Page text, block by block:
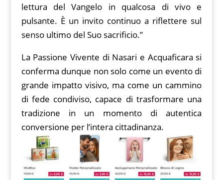
lettura del Vangelo in qualcosa di vivo e
pulsante. È un invito continuo a riflettere sul
senso ultimo del Suo sacrificio.”
La Passione Vivente di Nasari e Acquaficara si
conferma dunque non solo come un evento di
grande impatto visivo, ma come un cammino
di fede condiviso, capace di trasformare una
tradizione in un momento di autentica
conversione per l’intera cittadinanza.